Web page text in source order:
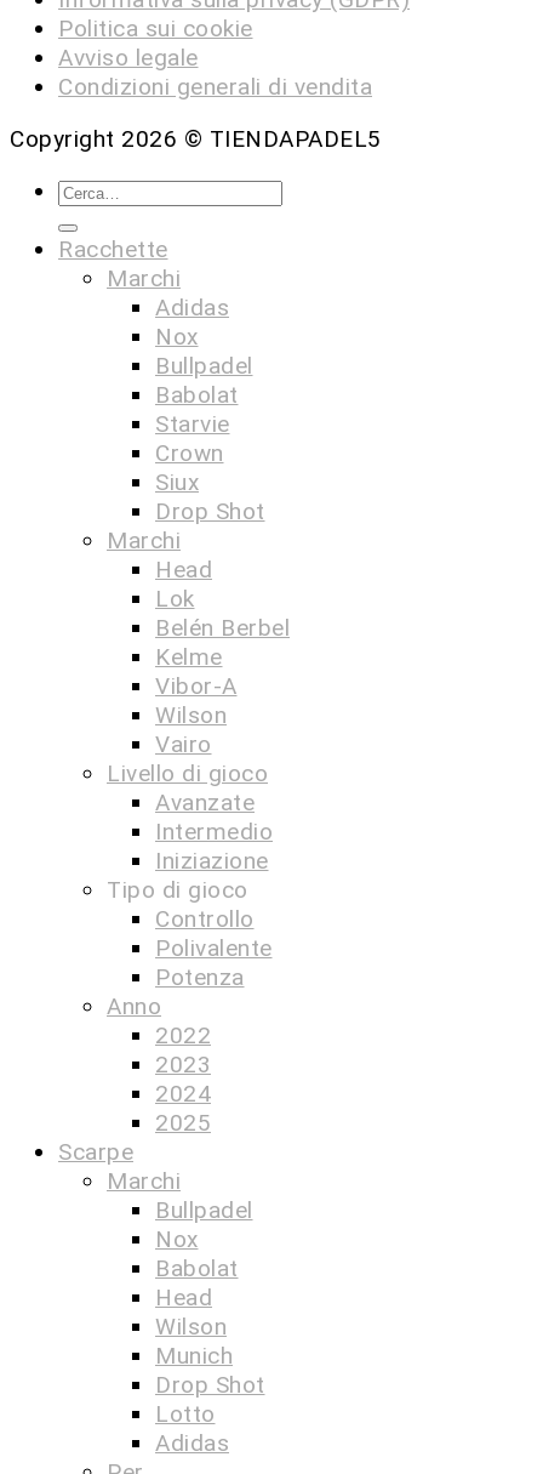
Politica sui cookie
Avviso legale
Condizioni generali di vendita
Copyright 2026 © TIENDAPADEL5
Racchette
Marchi
Adidas
Nox
Bullpadel
Babolat
Starvie
Crown
Siux
Drop Shot
Marchi
Head
Lok
Belén Berbel
Kelme
Vibor-A
Wilson
Vairo
Livello di gioco
Avanzate
Intermedio
Iniziazione
Tipo di gioco
Controllo
Polivalente
Potenza
Anno
2022
2023
2024
2025
Scarpe
Marchi
Bullpadel
Nox
Babolat
Head
Wilson
Munich
Drop Shot
Lotto
Adidas